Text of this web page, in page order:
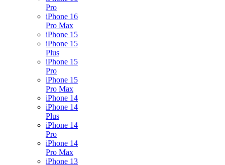
Pro
iPhone 16
Pro Max
iPhone 15
iPhone 15
Plus
iPhone 15
Pro
iPhone 15
Pro Max
iPhone 14
iPhone 14
Plus
iPhone 14
Pro
iPhone 14
Pro Max
iPhone 13